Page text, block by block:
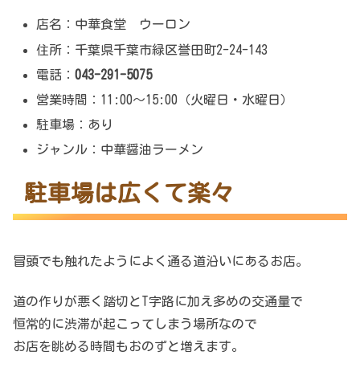
店名：中華食堂 ウーロン
住所：千葉県千葉市緑区誉田町2-24-143
電話：043-291-5075
営業時間：11:00〜15:00（火曜日・水曜日）
駐車場：あり
ジャンル：中華醤油ラーメン
駐車場は広くて楽々
冒頭でも触れたようによく通る道沿いにあるお店。
道の作りが悪く踏切とT字路に加え多めの交通量で
恒常的に渋滞が起こってしまう場所なので
お店を眺める時間もおのずと増えます。